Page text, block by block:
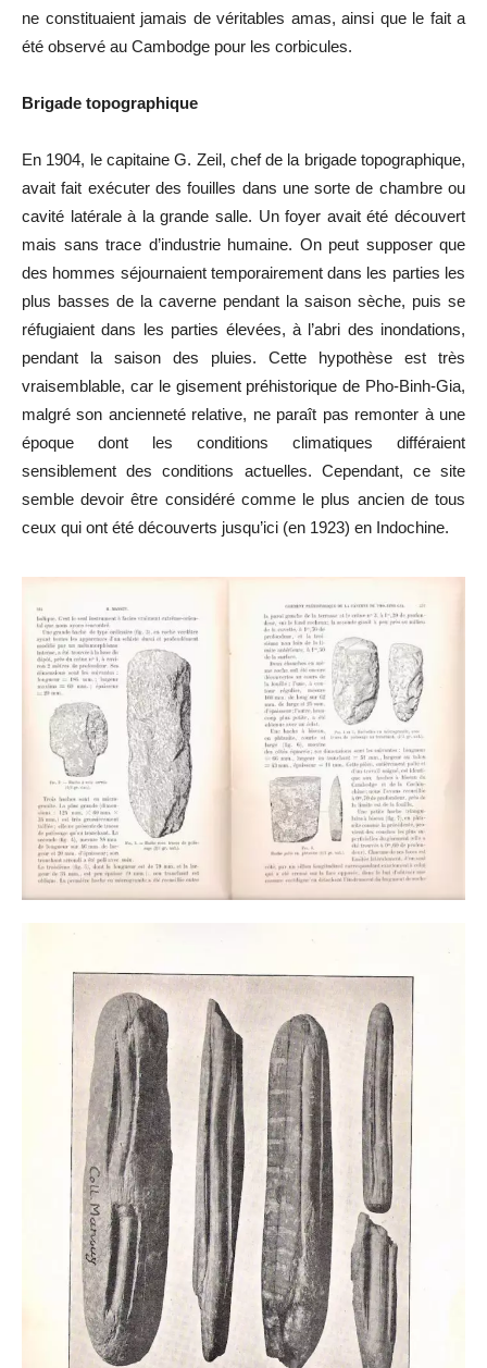
ne constituaient jamais de véritables amas, ainsi que le fait a
été observé au Cambodge pour les corbicules.
Brigade topographique
En 1904, le capitaine G. Zeil, chef de la brigade topographique,
avait fait exécuter des fouilles dans une sorte de chambre ou
cavité latérale à la grande salle. Un foyer avait été découvert
mais sans trace d’industrie humaine. On peut supposer que
des hommes séjournaient temporairement dans les parties les
plus basses de la caverne pendant la saison sèche, puis se
réfugiaient dans les parties élevées, à l’abri des inondations,
pendant la saison des pluies. Cette hypothèse est très
vraisemblable, car le gisement préhistorique de Pho-Binh-Gia,
malgré son ancienneté relative, ne paraît pas remonter à une
époque dont les conditions climatiques différaient
sensiblement des conditions actuelles. Cependant, ce site
semble devoir être considéré comme le plus ancien de tous
ceux qui ont été découverts jusqu’ici (en 1923) en Indochine.